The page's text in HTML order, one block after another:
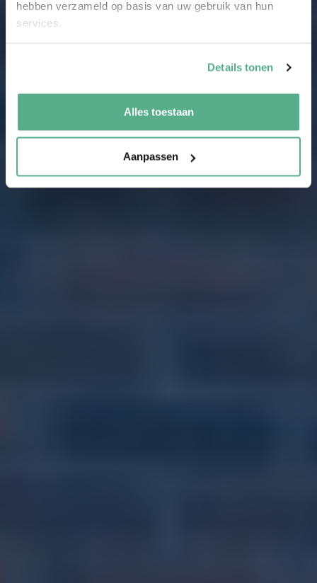
hebben verzameld op basis van uw gebruik van hun
services.
Details tonen
Alles toestaan
Aanpassen